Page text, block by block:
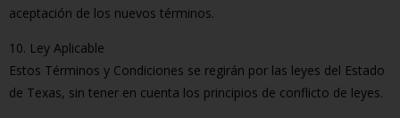
aceptación de los nuevos términos.
10. Ley Aplicable
Estos Términos y Condiciones se regirán por las leyes del Estado
de Texas, sin tener en cuenta los principios de conflicto de leyes.